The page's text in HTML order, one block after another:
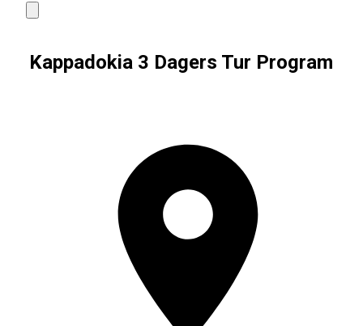
Kappadokia 3 Dagers Tur Program